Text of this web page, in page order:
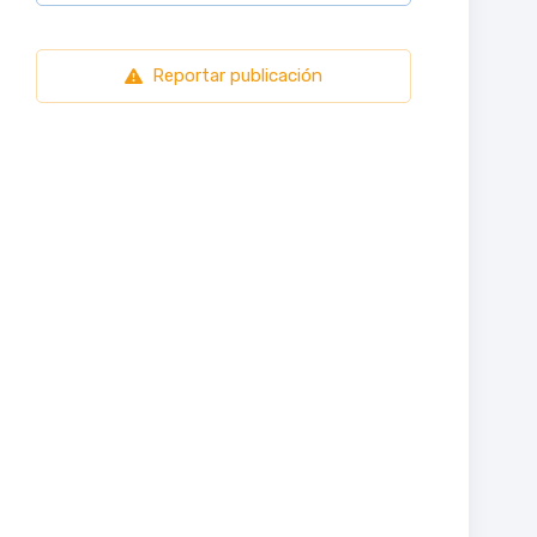
Reportar publicación